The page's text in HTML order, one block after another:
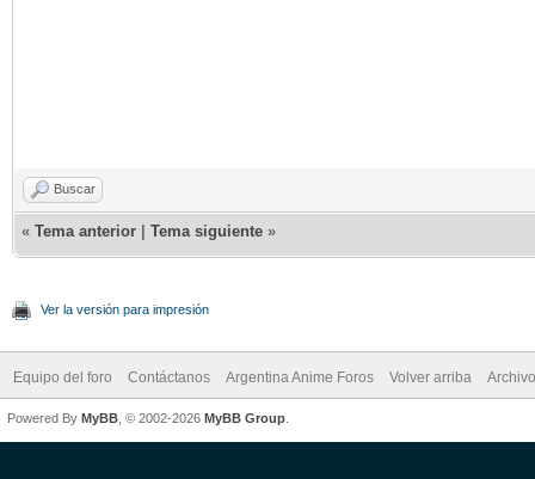
Buscar
« Tema anterior Tema siguiente »
Ver la versión para impresión
Equipo del foro Contáctanos Argentina Anime Foros Volver arriba
Powered By MyBB , © 2002-2026 MyBB Group